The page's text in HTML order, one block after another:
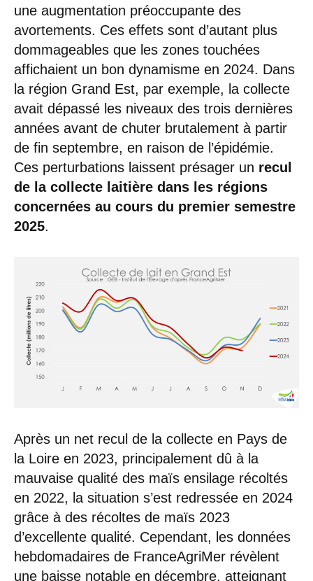
une augmentation préoccupante des
avortements. Ces effets sont d’autant plus
dommageables que les zones touchées
affichaient un bon dynamisme en 2024. Dans
la région Grand Est, par exemple, la collecte
avait dépassé les niveaux des trois dernières
années avant de chuter brutalement à partir
de fin septembre, en raison de l’épidémie.
Ces perturbations laissent présager un recul
de la collecte laitière dans les régions
concernées au cours du premier semestre
2025.
Après un net recul de la collecte en Pays de
la Loire en 2023, principalement dû à la
mauvaise qualité des maïs ensilage récoltés
en 2022, la situation s’est redressée en 2024
grâce à des récoltes de maïs 2023
d’excellente qualité. Cependant, les données
hebdomadaires de FranceAgriMer révèlent
une baisse notable en décembre, atteignant